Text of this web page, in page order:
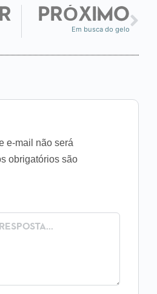
PRÓXIMO
Em busca do gelo
e-mail não será
obrigatórios são